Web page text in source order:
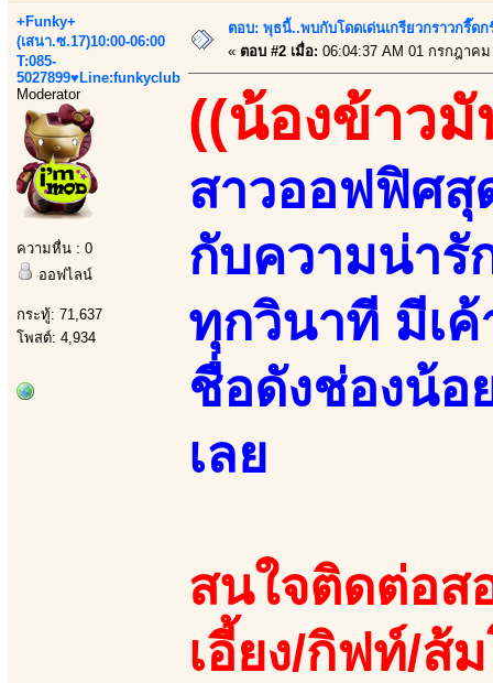
+Funky+
(เสนา.ซ.17)10:00-06:00
T:085-
5027899♥Line:funkyclub
Moderator
ความหื่น : 0
ออฟไลน์
กระทู้: 71,637
โพสต์: 4,934
ตอบ: พุธนี้..พบกับโดดเด่นเกรียวกราวกรี๊
« ตอบ #2 เมื่อ: 06:04:37 AM 01 กรกฎาคม
((น้องข้าวมั
สาวออฟฟิศสุ
กับความน่ารั
ทุกวินาที มีเ
ชื่อดังช่องน้อ
เลย
สนใจติดต่อส
เอี้ยง/กิฟท์/ส้